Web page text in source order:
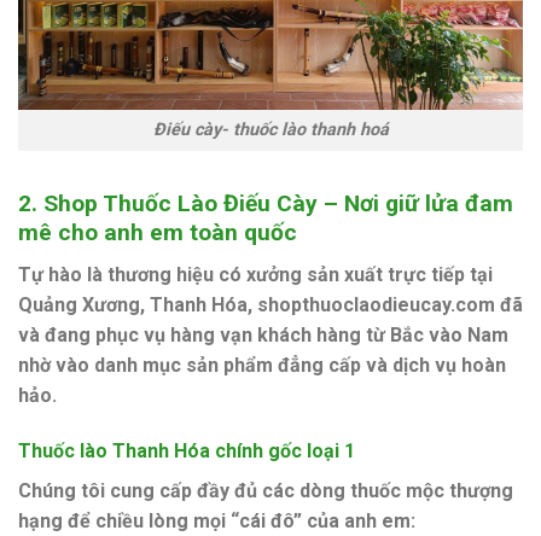
Điếu cày- thuốc lào thanh hoá
2. Shop Thuốc Lào Điếu Cày – Nơi giữ lửa đam
mê cho anh em toàn quốc
Tự hào là thương hiệu có xưởng sản xuất trực tiếp tại
Quảng Xương, Thanh Hóa, shopthuoclaodieucay.com đã
và đang phục vụ hàng vạn khách hàng từ Bắc vào Nam
nhờ vào danh mục sản phẩm đẳng cấp và dịch vụ hoàn
hảo.
Thuốc lào Thanh Hóa chính gốc loại 1
Chúng tôi cung cấp đầy đủ các dòng thuốc mộc thượng
hạng để chiều lòng mọi “cái đô” của anh em: